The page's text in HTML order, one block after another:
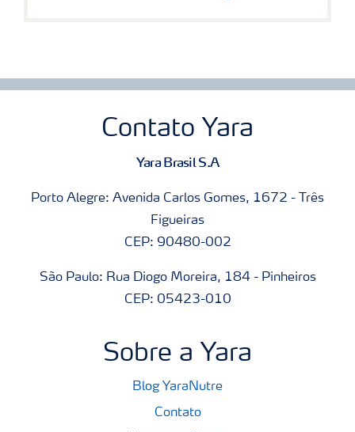
Contato Yara
Yara Brasil S.A
Porto Alegre: Avenida Carlos Gomes, 1672 - Três
Figueiras
CEP: 90480-002
São Paulo: Rua Diogo Moreira, 184 - Pinheiros
CEP: 05423-010
Sobre a Yara
Blog YaraNutre
Contato